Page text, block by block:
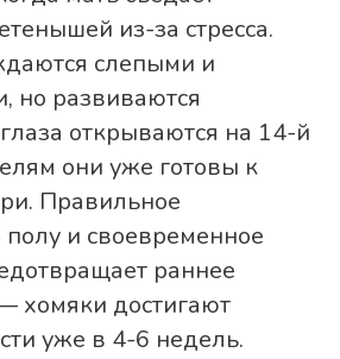
из-за стресса.
слепыми и
но развиваются
открываются на 14-й
они уже готовы к
Правильное
и своевременное
раннее
хомяки достигают
уже в 4-6 недель.